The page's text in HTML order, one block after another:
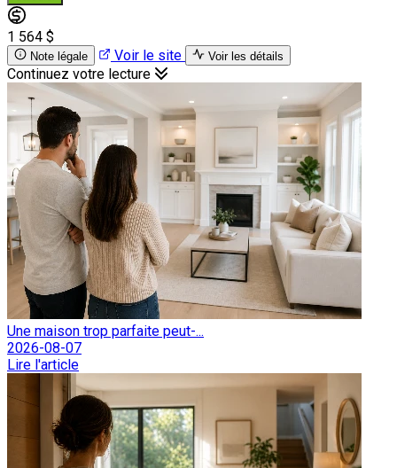
1 564 $
Note légale Voir le site Voir les détails
Continuez votre lecture
Une maison trop parfaite peut-...
2026-08-07
Lire l'article